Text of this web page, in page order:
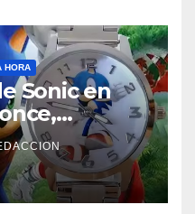
HORA
Sonic en
el que